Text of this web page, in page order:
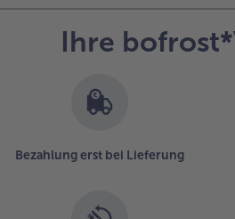
Ihre
Bezahlung erst bei Lieferung